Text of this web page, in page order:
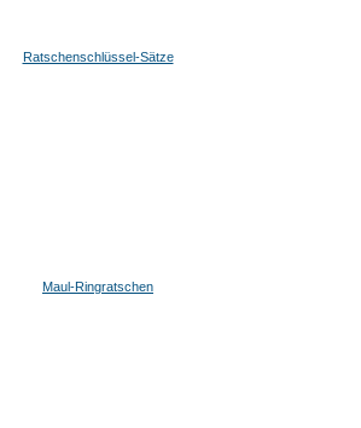
Ratschenschlüssel-Sätze
Maul-Ringratschen